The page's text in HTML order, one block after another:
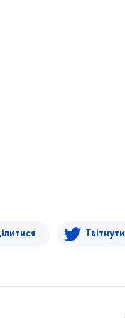
Твітнути